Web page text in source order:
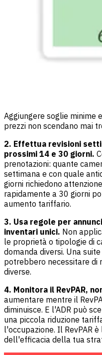
Aggiungere soglie minime
prezzi non scendano mai
2. Effettua revisioni
prossimi 14 e 30 giorni.
prenotazioni: quante
settimana e con quale
giorni richiedono
rapidamente a 30 giorni
aumento tariffario.
3. Usa regole per
inventari unici. Non
le proprietà o tipologie di
domanda diversi. Una
potrebbero necessitare di
diverse.
4. Monitora il RevPAR,
aumentare mentre il
diminuisce. E l'ADR può
una piccola riduzione
l'occupazione. Il RevPAR
dell'efficacia della tua